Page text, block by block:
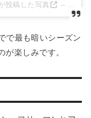
投稿した写真 – 2016
で最も暗いシーズン
が楽しみです。